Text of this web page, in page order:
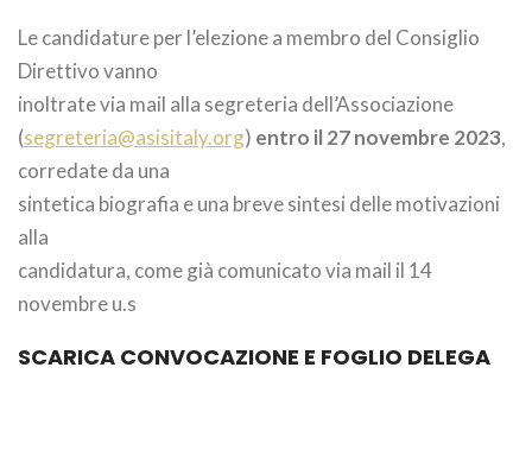
Le candidature per l’elezione a membro del Consiglio
Direttivo vanno
inoltrate via mail alla segreteria dell’Associazione
(segreteria@asisitaly.org) entro il 27 novembre 2023,
corredate da una
sintetica biografia e una breve sintesi delle motivazioni
alla
candidatura, come già comunicato via mail il 14
novembre u.s
SCARICA CONVOCAZIONE E FOGLIO DELEGA